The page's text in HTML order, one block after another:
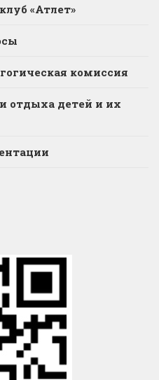
«Атлет»
комиссия
отдыха детей и их